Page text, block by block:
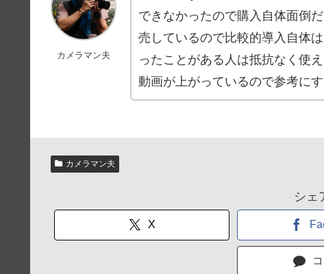
カメラマン夫
できなかったので購入自体面倒
売しているので比較的導入自体
ったことがある人は抵抗なく使
動画が上がっているので参考にす
カメラマン夫
シェ
X